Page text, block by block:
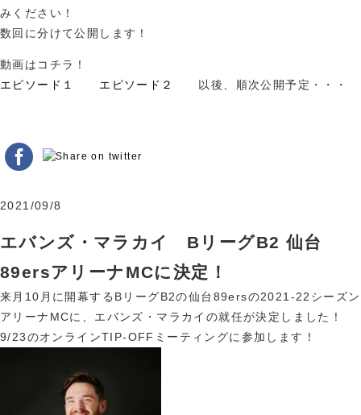
みください！
数回に分けて公開します！
動画はコチラ！
エピソード１
エピソード２ 以後、順次公開予定・・・
2021/09/8
エバンズ・マラカイ BリーグB2 仙台
89ersアリーナMCに決定！
来月10月に開幕するBリーグB2の仙台89ersの2021-22シーズン
アリーナMCに、エバンズ・マラカイの就任が決定しました！
9/23のオンラインTIP-OFFミーティングに参加します！